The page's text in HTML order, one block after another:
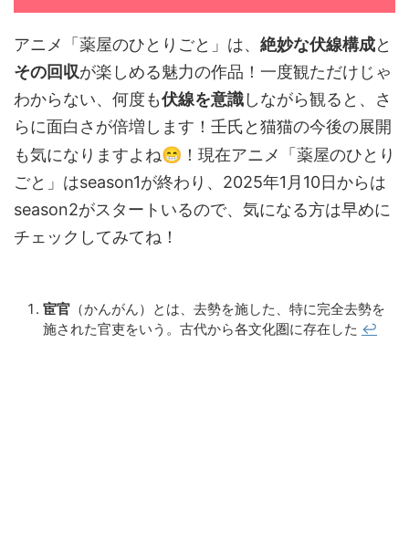
アニメ「薬屋のひとりごと」は、 絶妙な伏線構成と
その回収が楽しめる魅力の作品！一度観ただけじゃ
わからない、何度も伏線を意識しながら観ると、さ
らに面白さが倍増します！壬氏と猫猫の今後の展開
も気になりますよね😁 ！現在アニメ「薬屋のひとり
ごと」はseason1が終わり、2025年1月10日からは
season2がスタートいるので、気になる方は早めに
チェックしてみてね！
宦官 （かんがん）とは、去勢を施した、特に完全去勢を
施された官吏をいう。古代から各文化圏に存在した ↩︎